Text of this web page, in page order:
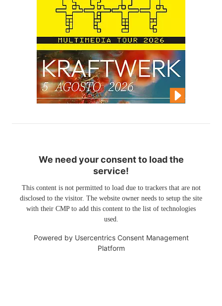
We need your consent to load the
service!
This content is not permitted to load due to trackers that are not
disclosed to the visitor. The website owner needs to setup the site
with their CMP to add this content to the list of technologies
used.
Powered by Usercentrics Consent Management
Platform